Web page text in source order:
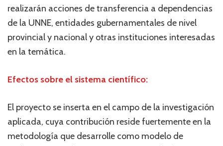
realizarán acciones de transferencia a dependencias
de la UNNE, entidades gubernamentales de nivel
provincial y nacional y otras instituciones interesadas
en la temática.
Efectos sobre el sistema científico:
El proyecto se inserta en el campo de la investigación
aplicada, cuya contribución reside fuertemente en la
metodología que desarrolle como modelo de